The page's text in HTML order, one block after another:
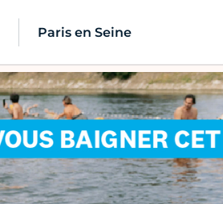
Paris en Seine